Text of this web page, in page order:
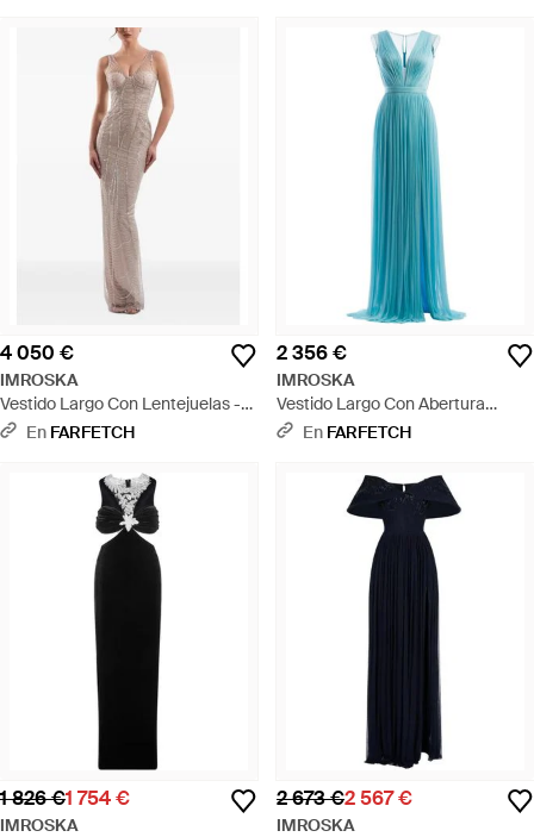
4 050 €
IMROSKA
Vestido Largo Con Lentejuelas -
Neutro
En FARFETCH
2 356 €
IMROSKA
Vestido Largo Con Abertura
Lateral - Azul
En FARFETCH
1 826 €1 754 €
IMROSKA
2 673 €2 567 €
IMROSKA